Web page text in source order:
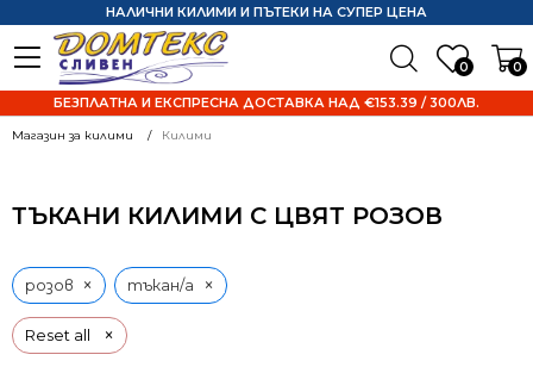
0 0
НАЛИЧНИ КИЛИМИ И ПЪТЕКИ НА СУПЕР ЦЕНА
БЕЗПЛАТНА И ЕКСПРЕСНА ДОСТАВКА НАД €153.39 / 300ЛВ.
Магазин за килими Килими
ТЪКАНИ КИЛИМИ С ЦВЯТ РОЗОВ
Reset all ×
розов × тъкан/а ×